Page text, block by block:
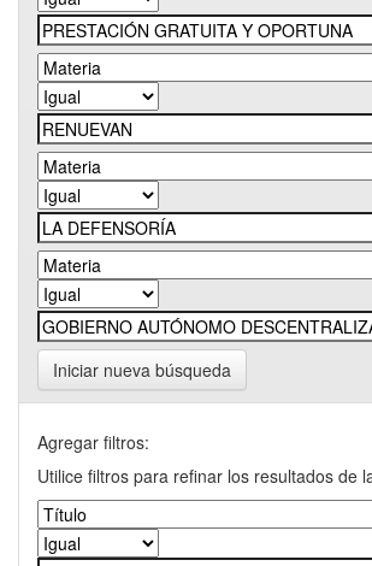
Iniciar nueva búsqueda
Agregar filtros:
Utilice filtros para refinar los resultados de